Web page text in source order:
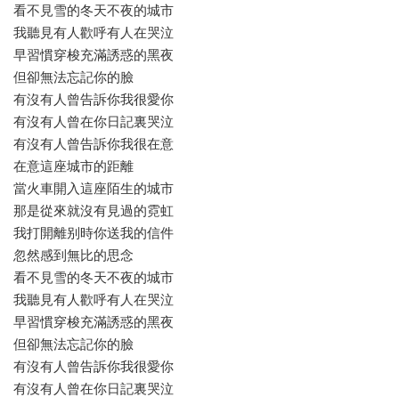
看不見雪的冬天不夜的城市
我聽見有人歡呼有人在哭泣
早習慣穿梭充滿誘惑的黑夜
但卻無法忘記你的臉
有沒有人曾告訴你我很愛你
有沒有人曾在你日記裏哭泣
有沒有人曾告訴你我很在意
在意這座城市的距離
當火車開入這座陌生的城市
那是從來就沒有見過的霓虹
我打開離别時你送我的信件
忽然感到無比的思念
看不見雪的冬天不夜的城市
我聽見有人歡呼有人在哭泣
早習慣穿梭充滿誘惑的黑夜
但卻無法忘記你的臉
有沒有人曾告訴你我很愛你
有沒有人曾在你日記裏哭泣